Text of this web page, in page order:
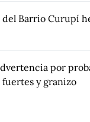
del Barrio Curupí
por
y granizo